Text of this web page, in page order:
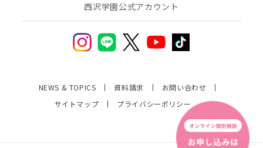
西沢学園公式アカウント
NEWS & TOPICS 資料請求
お問い合わせ
サイトマップ
プライバシーポリシー